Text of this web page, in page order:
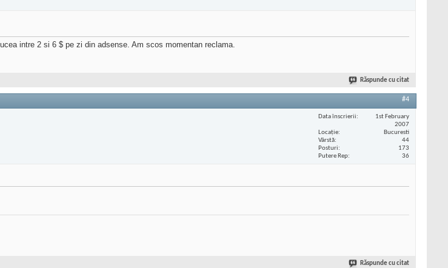
intre 2 si 6 $ pe zi din adsense. Am scos momentan reclama.
Răspunde cu citat
#4
Data înscrierii
1st February
2007
Locaţie
Bucuresti
Vârstă
44
Posturi
173
Putere Rep
36
Răspunde cu citat